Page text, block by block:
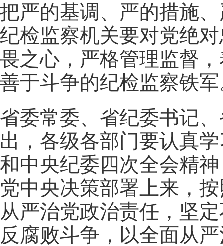
把严的基调、严的措施
纪检监察机关要对党绝
畏之心，严格管理监督
善于斗争的纪检监察铁
省委常委、省纪委书记
出，各级各部门要认真
和中央纪委四次全会精
党中央决策部署上来，
从严治党政治责任，坚
反腐败斗争，以全面从